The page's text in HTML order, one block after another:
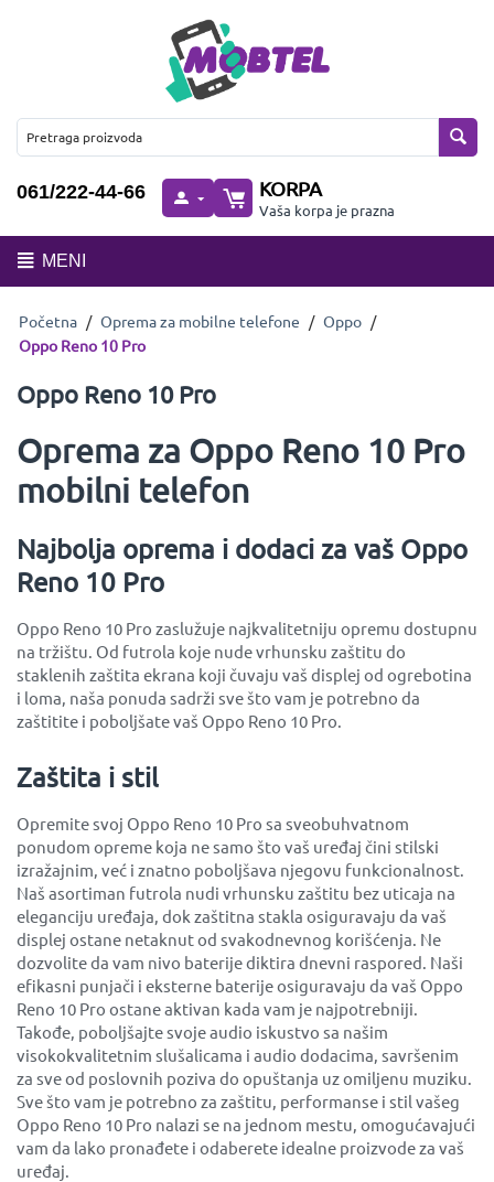
061/222-44-66 KORPA
Vaša korpa je prazna
MENI
Početna / Oprema za mobilne telefone / Oppo /
Oppo Reno 10 Pro
Oppo Reno 10 Pro
Oprema za Oppo Reno 10 Pro
mobilni telefon
Najbolja oprema i dodaci za vaš Oppo
Reno 10 Pro
Oppo Reno 10 Pro zaslužuje najkvalitetniju opremu dostupnu
na tržištu. Od futrola koje nude vrhunsku zaštitu do
staklenih zaštita ekrana koji čuvaju vaš displej od ogrebotina
i loma, naša ponuda sadrži sve što vam je potrebno da
zaštitite i poboljšate vaš Oppo Reno 10 Pro.
Zaštita i stil
Opremite svoj Oppo Reno 10 Pro sa sveobuhvatnom
ponudom opreme koja ne samo što vaš uređaj čini stilski
izražajnim, već i znatno poboljšava njegovu funkcionalnost.
Naš asortiman futrola nudi vrhunsku zaštitu bez uticaja na
eleganciju uređaja, dok zaštitna stakla osiguravaju da vaš
displej ostane netaknut od svakodnevnog korišćenja. Ne
dozvolite da vam nivo baterije diktira dnevni raspored. Naši
efikasni punjači i eksterne baterije osiguravaju da vaš Oppo
Reno 10 Pro ostane aktivan kada vam je najpotrebniji.
Takođe, poboljšajte svoje audio iskustvo sa našim
visokokvalitetnim slušalicama i audio dodacima, savršenim
za sve od poslovnih poziva do opuštanja uz omiljenu muziku.
Sve što vam je potrebno za zaštitu, performanse i stil vašeg
Oppo Reno 10 Pro nalazi se na jednom mestu, omogućavajući
vam da lako pronađete i odaberete idealne proizvode za vaš
uređaj.